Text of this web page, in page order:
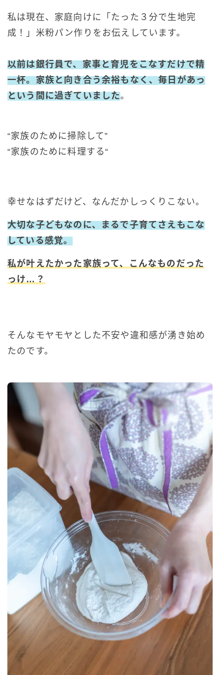
私は現在、家庭向けに「たった３分で生地完
成！」米粉パン作りをお伝えしています。
以前は銀行員で、家事と育児をこなすだけで精
一杯。家族と向き合う余裕もなく、毎日があっ
という間に過ぎていました。
“家族のために掃除して”
“家族のために料理する“
幸せなはずだけど、なんだかしっくりこない。
大切な子どもなのに、まるで子育てさえもこな
している感覚。
私が叶えたかった家族って、こんなものだった
っけ…？
そんなモヤモヤとした不安や違和感が湧き始め
たのです。